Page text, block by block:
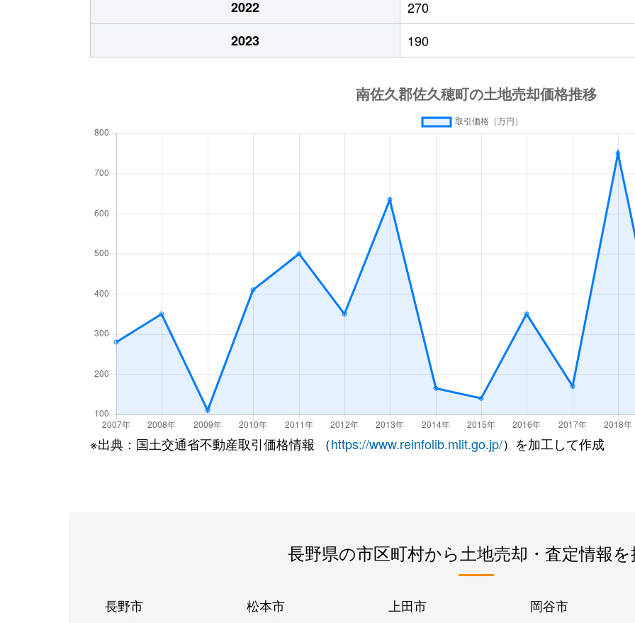
2022
270
2023
190
※出典：国土交通省不動産取引価格情報 （https://www.reinfolib.mlit.go.jp/）を加工して作成
長野県の市区町村から土地売却・査定情報を
長野市 松本市 上田市 岡谷市